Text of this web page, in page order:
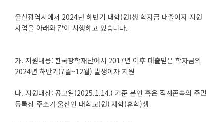
울산광역시에서 2024년 하반기 대학(원)생 학자금 대출이자 지원
사업을 아래와 같이 시행하고 있습니다.
가. 지원내용: 한국장학재단에서 2017년 이후 대출받은 학자금의
2024년 하반기(7월~12월) 발생이자 지원
나. 지원대상: 공고일(2025.1.14.) 기준 본인 혹은 직계존속의 주민
등록상 주소가 울산인 대학교(원) 재학(휴학)생